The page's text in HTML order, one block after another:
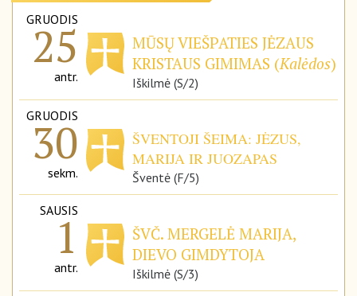
GRUODIS
25
antr.
MŪSŲ VIEŠPATIES JĖZAUS
KRISTAUS GIMIMAS (Kalėdos)
Iškilmė (S/2)
GRUODIS
30
sekm.
ŠVENTOJI ŠEIMA: JĖZUS,
MARIJA IR JUOZAPAS
Šventė (F/5)
SAUSIS
1
antr.
ŠVČ. MERGELĖ MARIJA,
DIEVO GIMDYTOJA
Iškilmė (S/3)